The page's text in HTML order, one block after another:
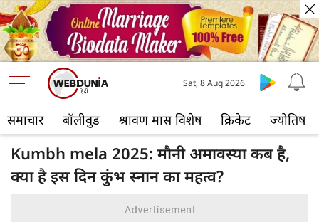
समाचार बॉलीवुड श्रावण मास विशेष क्रिकेट ज्योतिष
Sat, 8 Aug 2026
Kumbh mela 2025: मौनी अमावस्या कब है,
क्या है इस दिन कुंभ स्नान का महत्व?